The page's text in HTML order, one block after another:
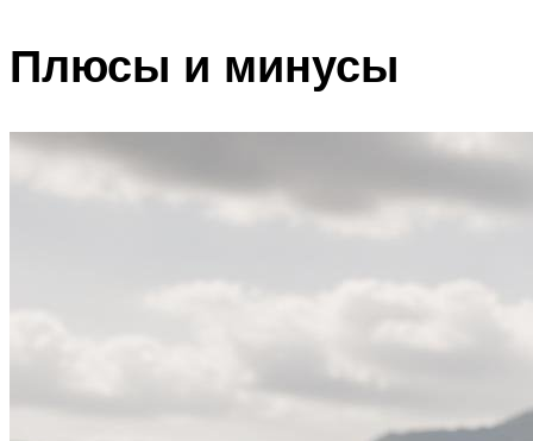
Плюсы и минусы